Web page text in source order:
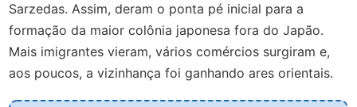
Sarzedas. Assim, deram o ponta pé inicial para a
formação da maior colônia japonesa fora do Japão.
Mais imigrantes vieram, vários comércios surgiram e,
aos poucos, a vizinhança foi ganhando ares orientais.